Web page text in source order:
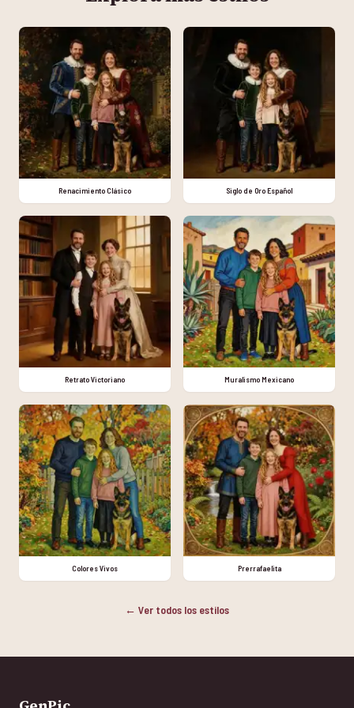
Renacimiento Clásico Siglo de Oro Español
Retrato Victoriano Muralismo Mexicano
Colores Vivos Prerrafaelita
← Ver todos los estilos